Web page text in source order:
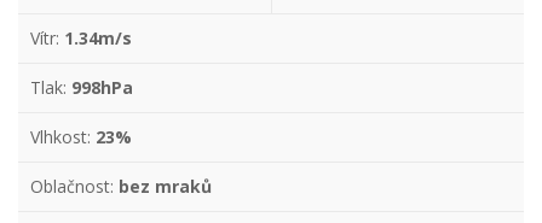
Vítr: 1.34m/s
Tlak: 998hPa
Vlhkost: 23%
Oblačnost: bez mraků